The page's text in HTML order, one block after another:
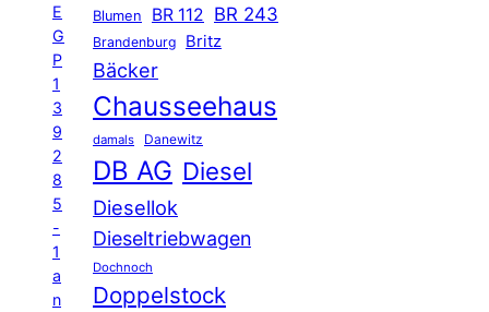
E
G
P
1
3
9
2
8
5
-
1
a
n
Blumen BR 112 BR 243
Brandenburg Britz
Bäcker
Chausseehaus
damals Danewitz
DB AG Diesel
Diesellok
Dieseltriebwagen
Dochnoch
Doppelstock